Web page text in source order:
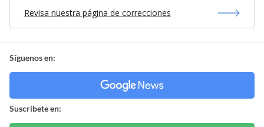
Revisa nuestra página de correcciones
Síguenos en:
Suscríbete en: